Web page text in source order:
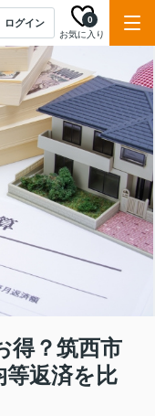
ログイン
お気に入り
0
得？筑西市
等返済を比